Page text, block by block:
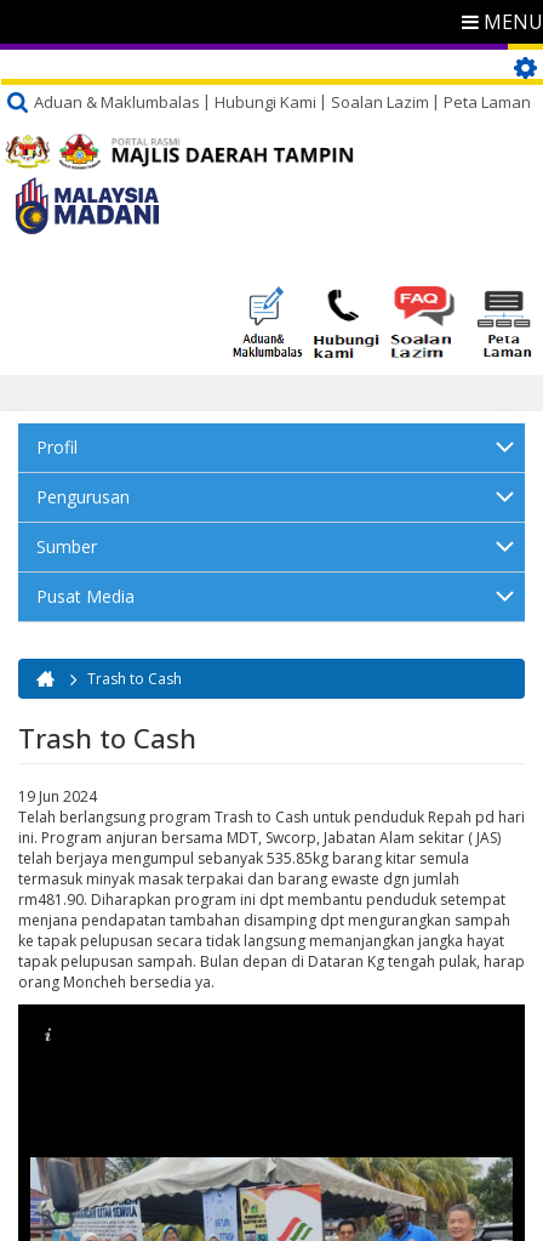
MENU
Aduan & Maklumbalas Hubungi Kami Soalan Lazim Peta Laman
Profil
Pengurusan
Sumber
Pusat Media
Anda di sini
Trash to Cash
Trash to Cash
19 Jun 2024
Telah berlangsung program Trash to Cash untuk penduduk Repah pd hari
ini. Program anjuran bersama MDT, Swcorp, Jabatan Alam sekitar ( JAS)
telah berjaya mengumpul sebanyak 535.85kg barang kitar semula
termasuk minyak masak terpakai dan barang ewaste dgn jumlah
rm481.90. Diharapkan program ini dpt membantu penduduk setempat
menjana pendapatan tambahan disamping dpt mengurangkan sampah
ke tapak pelupusan secara tidak langsung memanjangkan jangka hayat
tapak pelupusan sampah. Bulan depan di Dataran Kg tengah pulak, harap
orang Moncheh bersedia ya.